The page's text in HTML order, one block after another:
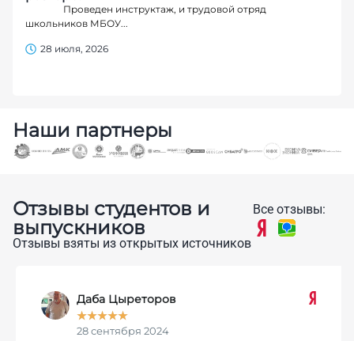
Проведен инструктаж, и трудовой отряд
школьников МБОУ...
28 июля, 2026
Наши партнеры
Отзывы студентов и
выпускников
Все отзывы:
Отзывы взяты из открытых источников
Даба Цыреторов
★★★★★
28 сентября 2024